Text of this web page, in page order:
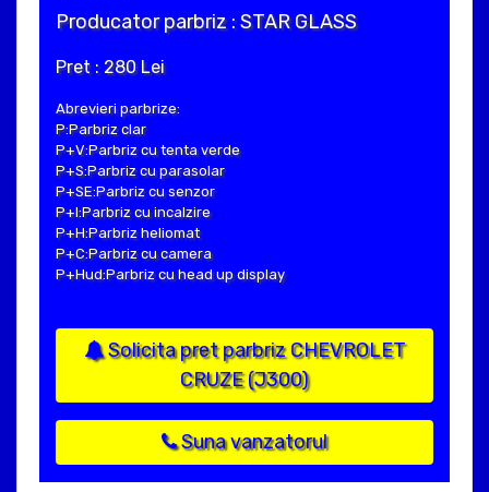
Producator parbriz : STAR GLASS
Pret : 280 Lei
Abrevieri parbrize:
P:Parbriz clar
P+V:Parbriz cu tenta verde
P+S:Parbriz cu parasolar
P+SE:Parbriz cu senzor
P+I:Parbriz cu incalzire
P+H:Parbriz heliomat
P+C:Parbriz cu camera
P+Hud:Parbriz cu head up display
Solicita pret parbriz CHEVROLET
CRUZE (J300)
Suna vanzatorul